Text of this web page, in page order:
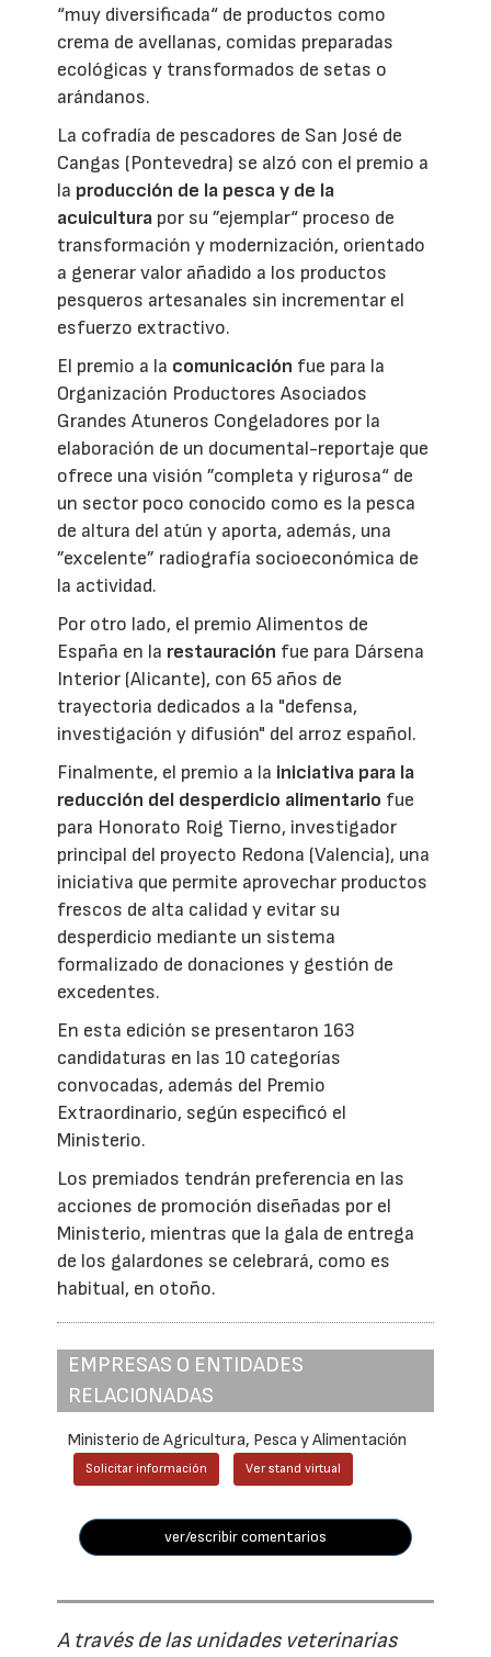
“muy diversificada“ de productos como
crema de avellanas, comidas preparadas
ecológicas y transformados de setas o
arándanos.
La cofradía de pescadores de San José de
Cangas (Pontevedra) se alzó con el premio a
la producción de la pesca y de la
acuicultura por su ”ejemplar“ proceso de
transformación y modernización, orientado
a generar valor añadido a los productos
pesqueros artesanales sin incrementar el
esfuerzo extractivo.
El premio a la comunicación fue para la
Organización Productores Asociados
Grandes Atuneros Congeladores por la
elaboración de un documental-reportaje que
ofrece una visión ”completa y rigurosa“ de
un sector poco conocido como es la pesca
de altura del atún y aporta, además, una
”excelente” radiografía socioeconómica de
la actividad.
Por otro lado, el premio Alimentos de
España en la restauración fue para Dársena
Interior (Alicante), con 65 años de
trayectoria dedicados a la "defensa,
investigación y difusión" del arroz español.
Finalmente, el premio a la iniciativa para la
reducción del desperdicio alimentario fue
para Honorato Roig Tierno, investigador
principal del proyecto Redona (Valencia), una
iniciativa que permite aprovechar productos
frescos de alta calidad y evitar su
desperdicio mediante un sistema
formalizado de donaciones y gestión de
excedentes.
En esta edición se presentaron 163
candidaturas en las 10 categorías
convocadas, además del Premio
Extraordinario, según especificó el
Ministerio.
Los premiados tendrán preferencia en las
acciones de promoción diseñadas por el
Ministerio, mientras que la gala de entrega
de los galardones se celebrará, como es
habitual, en otoño.
EMPRESAS O ENTIDADES
RELACIONADAS
Ministerio de Agricultura, Pesca y Alimentación
Solicitar información Ver stand virtual
ver/escribir comentarios
A través de las unidades veterinarias